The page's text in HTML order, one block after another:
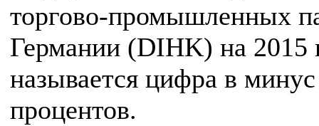
торгово-промышленных
Германии (DIHK) на 2015
называется цифра в
процентов.